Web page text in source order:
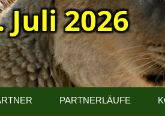
2026
PARTNERLÄUFE